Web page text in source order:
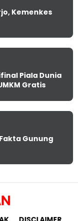
Kemenkes
Piala Dunia
Gratis
Gunung